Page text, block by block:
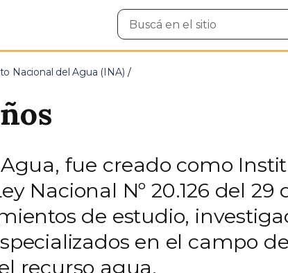
Buscar
en
Nacional del Agua (INA)
fue creado como
Nacional Nº 20.126 del 29
de estudio,
en el campo
recurso agua.